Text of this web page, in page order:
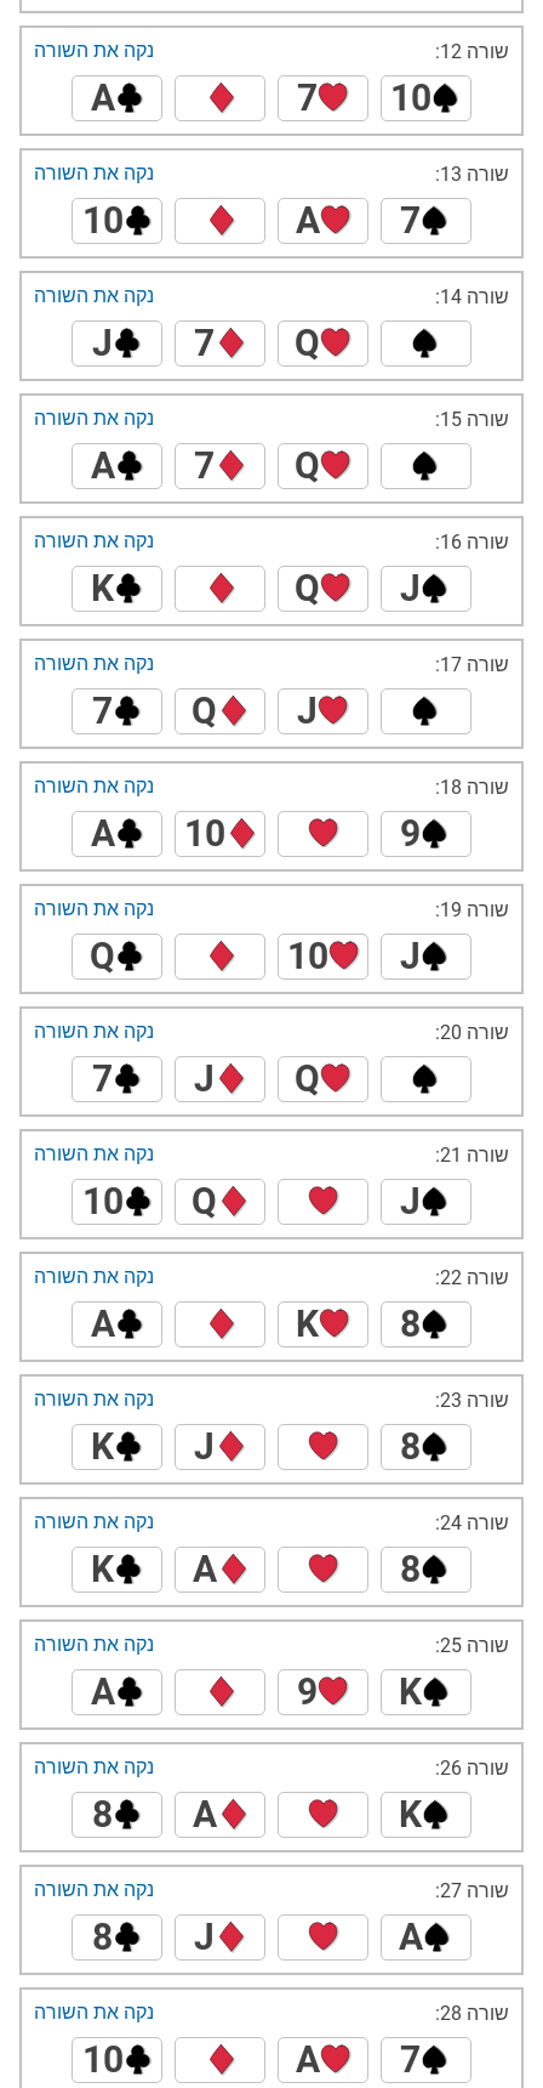
שורה 12:
10
7
A
נקה את השורה
שורה 13:
7
A
10
נקה את השורה
שורה 14:
Q
7
J
נקה את השורה
שורה 15:
Q
7
A
נקה את השורה
שורה 16:
J
Q
K
נקה את השורה
שורה 17:
J
Q
7
נקה את השורה
שורה 18:
9
10
A
נקה את השורה
שורה 19:
J
10
Q
נקה את השורה
שורה 20:
Q
J
7
נקה את השורה
שורה 21:
J
Q
10
נקה את השורה
שורה 22:
8
K
A
נקה את השורה
שורה 23:
8
J
K
נקה את השורה
שורה 24:
8
A
K
נקה את השורה
שורה 25:
K
9
A
נקה את השורה
שורה 26:
K
A
8
נקה את השורה
שורה 27:
A
J
8
נקה את השורה
שורה 28:
7
A
10
נקה את השורה